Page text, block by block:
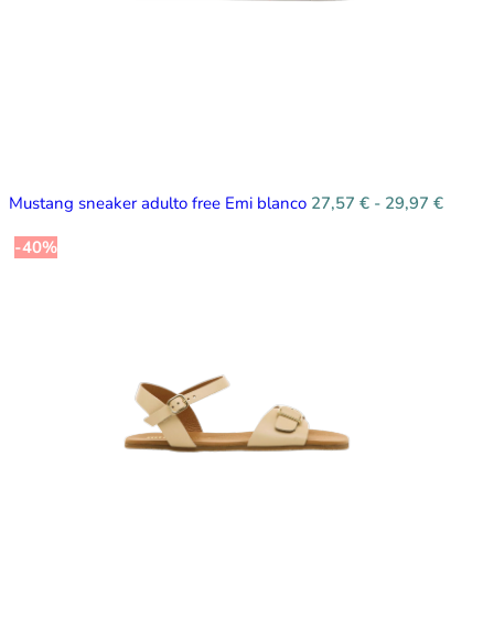
Mustang sneaker adulto free Emi blanco 27,57 € - 29,97 €
-40%